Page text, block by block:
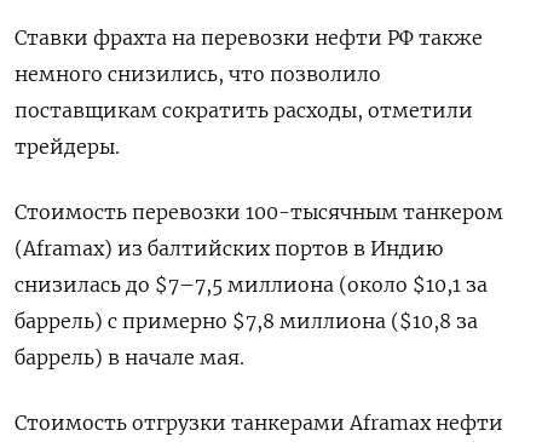
Ставки фрахта на перевозки нефти РФ также
немного снизились, что позволило
поставщикам сократить расходы, отметили
трейдеры.
Стоимость перевозки 100-тысячным танкером
(Aframax) из балтийских портов в Индию
снизилась до $7–7,5 миллиона (около $10,1 за
баррель) с примерно $7,8 миллиона ($10,8 за
баррель) в начале мая.
Стоимость отгрузки танкерами Aframax нефти